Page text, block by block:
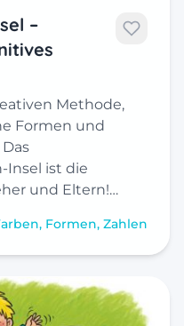
–
Methode,
Formen und
Insel ist die
und Eltern!…
Formen, Zahlen